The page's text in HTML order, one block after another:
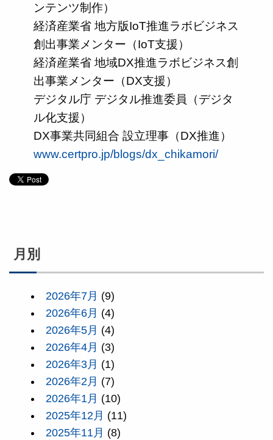
ンテンツ制作）
経済産業省 地方版IoT推進ラボビジネス
創出事業メンター（IoT支援）
経済産業省 地域DX推進ラボビジネス創
出事業メンター（DX支援）
デジタル庁 デジタル推進委員（デジタ
ル化支援）
DX事業共同組合 設立理事（DX推進）
www.certpro.jp/blogs/dx_chikamori/
月別
2026年7月 (9)
2026年6月 (4)
2026年5月 (4)
2026年4月 (3)
2026年3月 (1)
2026年2月 (7)
2026年1月 (10)
2025年12月 (11)
2025年11月 (8)